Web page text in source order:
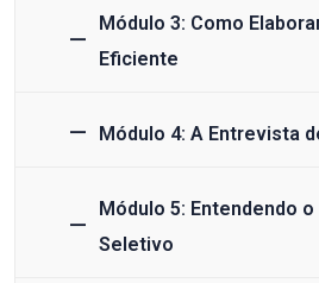
Módulo 3: Como
Eficiente
Módulo 4: A Entrevista
Módulo 5: Entendendo
Seletivo